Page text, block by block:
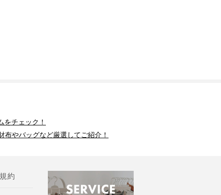
をチェック！
やバッグなど厳選してご紹介！
約